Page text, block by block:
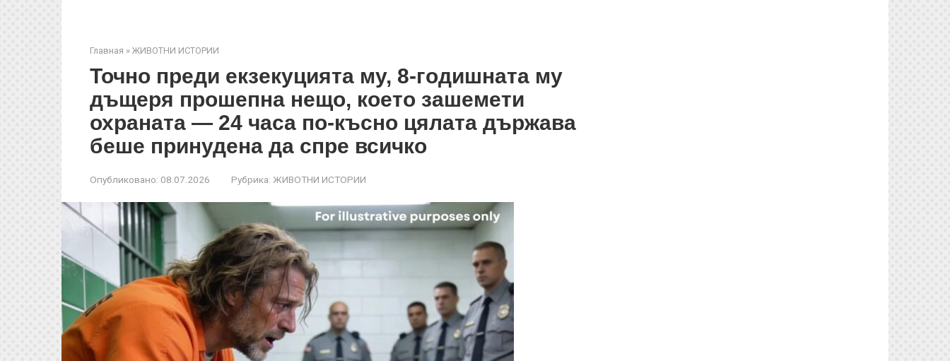
Главная » ЖИВОТНИ ИСТОРИИ
Точно преди екзекуцията му, 8-годишната му
дъщеря прошепна нещо, което зашемети
охраната — 24 часа по-късно цялата държава
беше принудена да спре всичко
Опубликовано: 08.07.2026 Рубрика: ЖИВОТНИ ИСТОРИИ